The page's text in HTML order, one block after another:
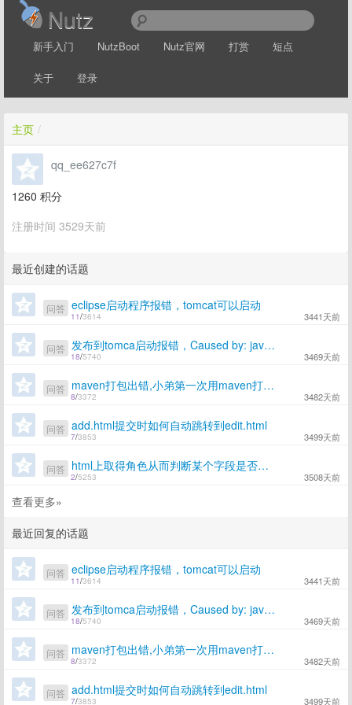
Nutz
新手入门 NutzBoot Nutz官网 打赏 短点
关于 登录
主页 /
qq_ee627c7f
1260 积分
注册时间 3529天前
最近创建的话题
11/3614 3441天前
问答 eclipse启动程序报错，tomcat可以启动
18/5740 3469天前
问答 发布到tomca启动报错，Caused by: java.net.MalformedURLException: unknown protocol: d，求指点
8/3372 3482天前
问答 maven打包出错,小弟第一次用maven打包，但一直不成功
7/3853 3499天前
问答 add.html提交时如何自动跳转到edit.html
2/5253 3508天前
问答 html上取得角色从而判断某个字段是否显示
查看更多»
最近回复的话题
11/3614 3441天前
问答 eclipse启动程序报错，tomcat可以启动
18/5740 3469天前
问答 发布到tomca启动报错，Caused by: java.net.MalformedURLException: unknown protocol: d，求指点
8/3372 3482天前
问答 maven打包出错,小弟第一次用maven打包，但一直不成功
7/3853 3499天前
问答 add.html提交时如何自动跳转到edit.html